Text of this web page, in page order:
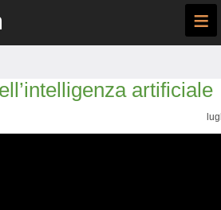
≡
artificiale